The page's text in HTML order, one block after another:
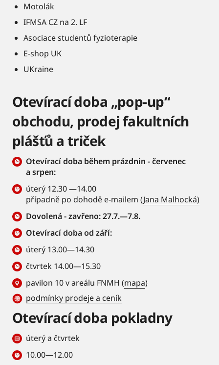
Motolák
IFMSA CZ na 2. LF
Asociace studentů fyzioterapie
E-shop UK
UKraine
Otevírací doba „pop-up“
obchodu, prodej fakultních
plášťů a triček
Otevírací doba během prázdnin - červenec
a srpen:
úterý 12.30 —14.00
případně po dohodě e-mailem (Jana Malhocká)
Dovolená - zavřeno: 27.7.—7.8.
Otevírací doba od září:
úterý 13.00—14.30
čtvrtek 14.00—15.30
pavilon 10 v areálu FNMH (mapa)
podmínky prodeje a ceník
Otevírací doba pokladny
úterý a čtvrtek
10.00—12.00